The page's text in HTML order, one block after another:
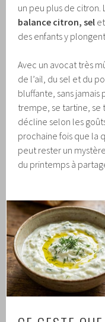
un peu plus de citron.
balance citron, sel
des enfants y
Avec un avocat très
de l’ail, du sel et du
bluffante, sans jamais
trempe, se tartine, se
décline selon les
prochaine fois que la
peut rester un
du printemps à